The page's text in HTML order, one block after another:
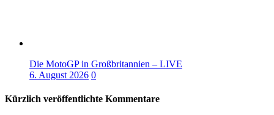
Die MotoGP in Großbritannien – LIVE
6. August 2026 0
Kürzlich veröffentlichte Kommentare